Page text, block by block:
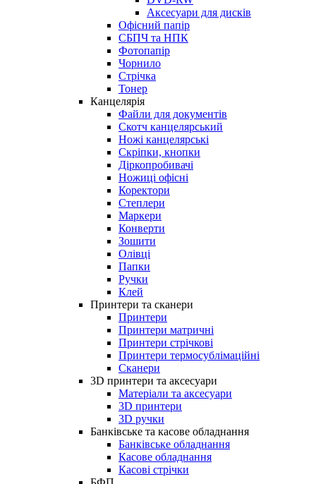
Аксесуари для дисків
Офісний папір
СБПЧ та НПК
Фотопапір
Чорнило
Стрічка
Тонер
Канцелярія
Файли для документів
Скотч канцелярський
Ножі канцелярські
Скріпки, кнопки
Діркопробивачі
Ножиці офісні
Коректори
Степлери
Маркери
Конверти
Зошити
Олівці
Папки
Ручки
Клей
Принтери та сканери
Принтери
Принтери матричні
Принтери стрічкові
Принтери термосублімаційні
Сканери
3D принтери та аксесуари
Матеріали та аксесуари
3D принтери
3D ручки
Банківське та касове обладнання
Банківське обладнання
Касове обладнання
Касові стрічки